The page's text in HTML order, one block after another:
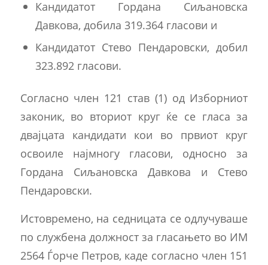
Кандидатот Гордана Сиљановска
Давкова, добила 319.364 гласови и
Кандидатот Стево Пендаровски, добил
323.892 гласови.
Согласно член 121 став (1) од Изборниот
законик, во вториот круг ќе се гласа за
двајцата кандидати кои во првиот круг
освоиле најмногу гласови, односно за
Гордана Сиљановска Давкова и Стево
Пендаровски.
Истовремено, на седницата се одлучуваше
по службена должност за гласањето во ИМ
2564 Ѓорче Петров, каде согласно член 151